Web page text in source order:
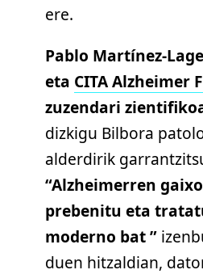
ere.
Pablo Martínez-
eta CITA Alzheimer
zuzendari
dizkigu Bilbora
alderdirik
“Alzheimerren
prebenitu eta
moderno bat ”
duen hitzaldian,